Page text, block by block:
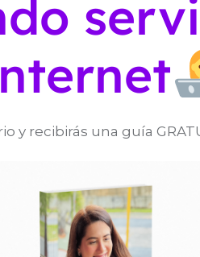
y recibirás una guía